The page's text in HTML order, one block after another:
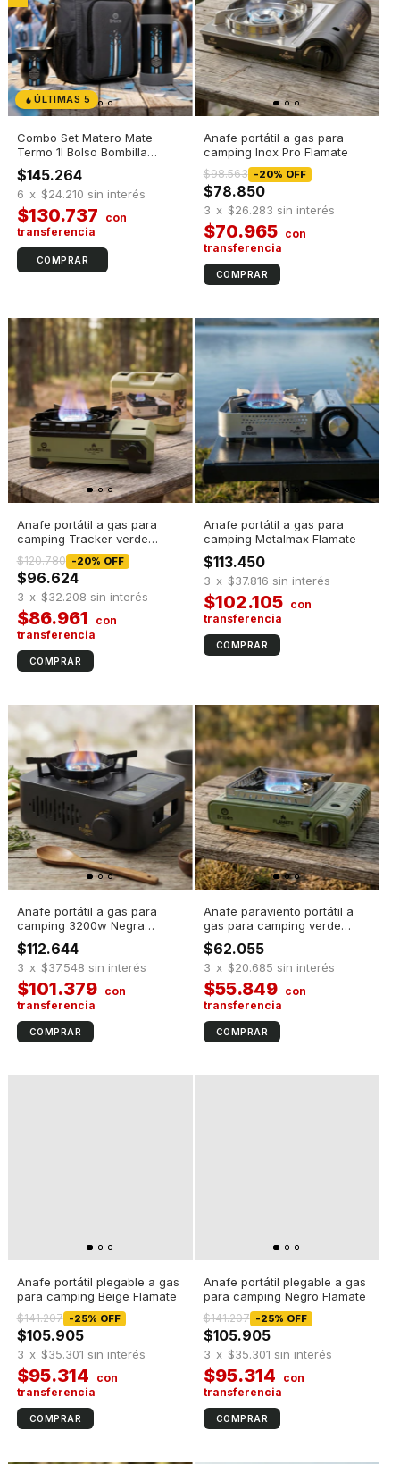
ÚLTIMAS 5
Combo Set Matero Mate
Termo 1l Bolso Bombilla
Selección Argentina
$145.264
$130.737
6 x $24.210 sin interés
COMPRAR
Anafe portátil a gas para
camping Inox Pro Flamate
$78.850
-20% OFF
$98.563
$70.965
3 x $26.283 sin interés
Anafe portátil a gas para
camping Tracker verde
Flamate
$96.624
-20% OFF
$120.780
$86.961
3 x $32.208 sin interés
Anafe portátil a gas para
camping Metalmax Flamate
$113.450
$102.105
3 x $37.816 sin interés
Anafe portátil a gas para
camping 3200w Negra
Flamate
$112.644
$101.379
3 x $37.548 sin interés
Anafe paraviento portátil a
gas para camping verde
Flamate
$62.055
$55.849
3 x $20.685 sin interés
Anafe portátil plegable a gas
para camping Beige Flamate
$105.905
-25% OFF
$141.207
$95.314
3 x $35.301 sin interés
Anafe portátil plegable a gas
para camping Negro Flamate
$105.905
-25% OFF
$141.207
$95.314
3 x $35.301 sin interés